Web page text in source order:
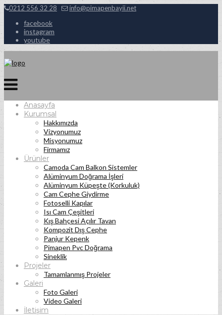
0212 556 32 28 info@pimapenbayii.net
facebook
instagram
youtube
Anasayfa
Kurumsal
Hakkımızda
Vizyonumuz
Misyonumuz
Firmamız
Ürünler
Camoda Cam Balkon Sistemler
Alüminyum Doğrama İşleri
Alüminyum Küpeşte (Korkuluk)
Cam Cephe Giydirme
Fotoselli Kapılar
Isı Cam Çeşitleri
Kış Bahçesi Açılır Tavan
Kompozit Dış Cephe
Panjur Kepenk
Pimapen Pvc Doğrama
Sineklik
Projeler
Tamamlanmış Projeler
Galeri
Foto Galeri
Video Galeri
İletişim